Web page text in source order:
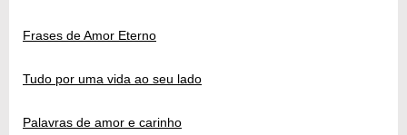
Frases de Amor Eterno
Tudo por uma vida ao seu lado
Palavras de amor e carinho